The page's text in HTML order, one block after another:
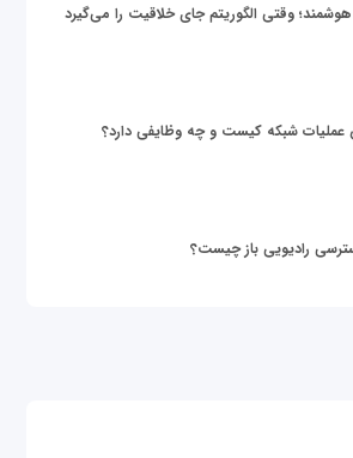
هوشمند؛ وقتی الگوریتم جای خلاقیت را می‌گیرد
عملیات شبکه کیست و چه وظایفی دارد؟
رادیویی باز چیست؟